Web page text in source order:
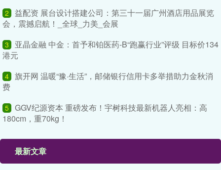
2
益配资 展台设计搭建公司：第三十一届广州酒店用品展览
会，震撼启航！_全球_力美_会展
3
亚晶金融 中金：首予和铂医药-B“跑赢行业”评级 目标价134
港元
4 旗开网 温暖“豫·生活”，邮储银行信用卡多举措助力金秋消
费
5 GGV纪源资本 重磅发布！宇树科技最新机器人亮相：高
180cm，重70kg！
最新文章